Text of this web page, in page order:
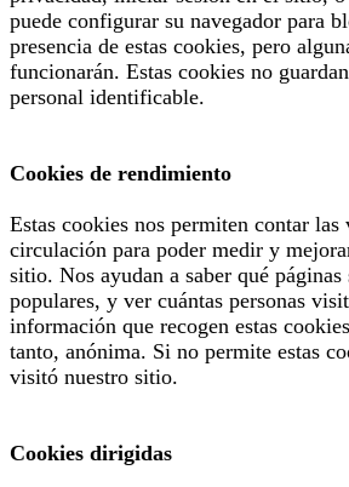
puede configurar su navegador para
presencia de estas cookies, pero
funcionarán. Estas cookies no
personal identificable.
Cookies de rendimiento
Estas cookies nos permiten contar las
circulación para poder medir y
sitio. Nos ayudan a saber qué páginas
populares, y ver cuántas personas
información que recogen estas
tanto, anónima. Si no permite estas
visitó nuestro sitio.
Cookies dirigidas